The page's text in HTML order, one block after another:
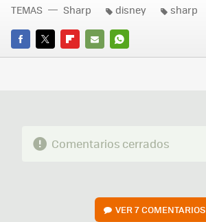
FACEBOOK
TWITTERFLIPBOARD
E-
WHATSAPP
TEMAS Sharp disney sharp
Comentarios cerrados
VER7 COMENTARIOS